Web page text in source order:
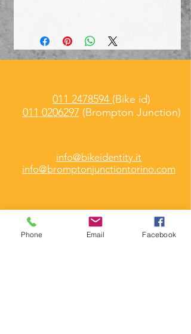
011 2478594 (Bike id)
011 0206297 (Brompton Junction)
info@bikeidentity.it
info@bromptonjunctiontorino.com
Bike id
Martedì -Venerdì
Phone Email Facebook